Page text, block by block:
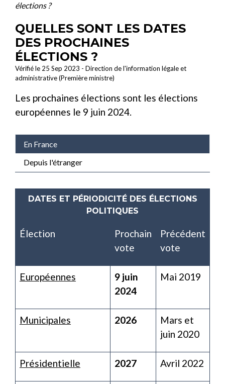
élections ?
QUELLES SONT LES DATES
DES PROCHAINES
ÉLECTIONS ?
Vérifié le 25 Sep 2023 - Direction de l'information légale et
administrative (Première ministre)
Les prochaines élections sont les élections
européennes le 9 juin 2024.
En France
Depuis l'étranger
DATES ET PÉRIODICITÉ DES ÉLECTIONS
POLITIQUES
Élection
Prochain
vote
Précédent
vote
Européennes
9 juin
2024
Mai 2019
Municipales 2026
Mars et
juin 2020
Présidentielle 2027 Avril 2022